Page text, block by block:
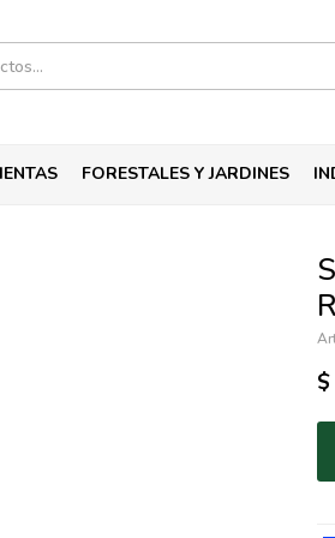
FORESTALES Y JARDINES
$